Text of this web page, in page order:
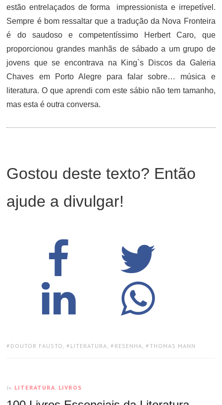
estão entrelaçados de forma impressionista e irrepetível.
Sempre é bom ressaltar que a tradução da Nova Fronteira
é do saudoso e competentíssimo Herbert Caro, que
proporcionou grandes manhãs de sábado a um grupo de
jovens que se encontrava na King`s Discos da Galeria
Chaves em Porto Alegre para falar sobre… música e
literatura. O que aprendi com este sábio não tem tamanho,
mas esta é outra conversa.
Gostou deste texto? Então
ajude a divulgar!
TAGS:
DOUTOR FAUSTO , LITERATURA, RESENHA, THOMAS MANN
In LITERATURA, LIVROS